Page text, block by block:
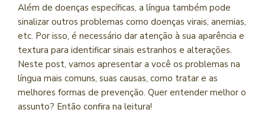
Além de doenças específicas, a língua também pode
sinalizar outros problemas como doenças virais, anemias,
etc. Por isso, é necessário dar atenção à sua aparência e
textura para identificar sinais estranhos e alterações.
Neste post, vamos apresentar a você os problemas na
língua mais comuns, suas causas, como tratar e as
melhores formas de prevenção. Quer entender melhor o
assunto? Então confira na leitura!